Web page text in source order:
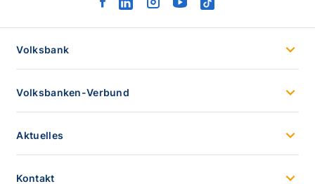
facebook
linkedininstagram
youtubetiktok
Volksbank
Volksbanken-Verbund
Aktuelles
Kontakt